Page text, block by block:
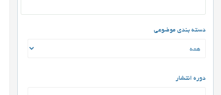
دسته بندی موضوعی
دوره انتشار